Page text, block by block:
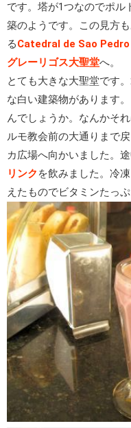
です。塔が1つなのでポル
築のようです。この見方
るCatedral de Sao Pedro
グレーリゴス大聖堂へ。
とても大きな大聖堂です
な白い建築物があります
んでしょうか。なんかそ
ルモ教会前の大通りまで
カ広場へ向かいました。
リンク を飲みました。冷
えたものでビタミンたっぷ